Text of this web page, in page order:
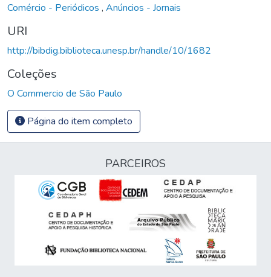
Comércio - Periódicos , Anúncios - Jornais
URI
http://bibdig.biblioteca.unesp.br/handle/10/1682
Coleções
O Commercio de São Paulo
Página do item completo
PARCEIROS